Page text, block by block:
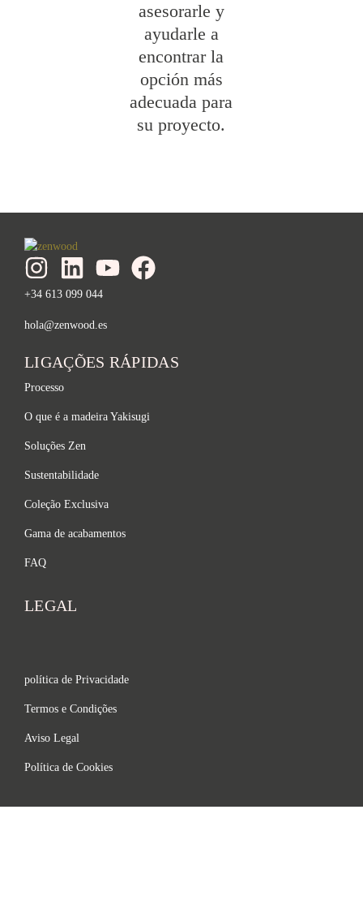
asesorarle y
ayudarle a
encontrar la
opción más
adecuada para
su proyecto.
+34 613 099 044
hola@zenwood.es
LIGAÇÕES RÁPIDAS
Processo
O que é a madeira Yakisugi
Soluções Zen
Sustentabilidade
Coleção Exclusiva
Gama de acabamentos
FAQ
LEGAL
política de Privacidade
Termos e Condições
Aviso Legal
Política de Cookies